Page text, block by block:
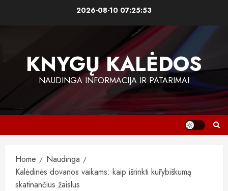
2026-08-10 07:25:54
KNYGŲ KALĖDOS
NAUDINGA INFORMACIJA IR PATARIMAI
Home
Naudinga
Kalėdinės dovanos vaikams: kaip išrinkti kūrybiškumą
skatinančius žaislus